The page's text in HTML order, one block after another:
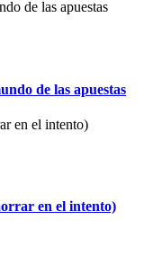
de las apuestas
en el intento)